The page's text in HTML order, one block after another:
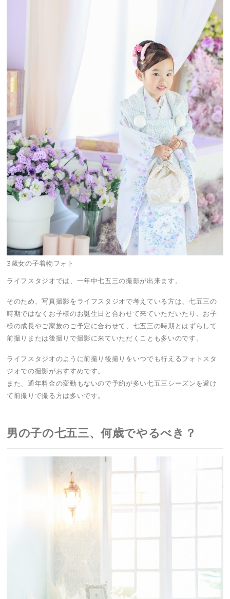
3歳女の子着物フォト
ライフスタジオでは、一年中七五三の撮影が出来ます。
そのため、写真撮影をライフスタジオで考えている方は、七五三の
時期ではなくお子様のお誕生日と合わせて来ていただいたり、お子
様の成長やご家族のご予定に合わせて、七五三の時期とはずらして
前撮りまたは後撮りで撮影に来ていただくことも多いのです。
ライフスタジオのように前撮り後撮りをいつでも行えるフォトスタ
ジオでの撮影がおすすめです。
また、通年料金の変動もないので予約が多い七五三シーズンを避け
て前撮りで撮る方は多いです。
男の子の七五三、何歳でやるべき？